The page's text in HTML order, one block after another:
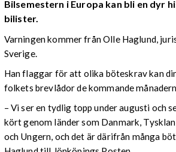
Bilsemestern i Europa kan bli en dyr
bilister.
Varningen kommer från Olle Haglund,
Sverige.
Han flaggar för att olika böteskrav kan
folkets brevlådor de kommande
– Vi ser en tydlig topp under augusti och
kört genom länder som Danmark,
och Ungern, och det är därifrån många